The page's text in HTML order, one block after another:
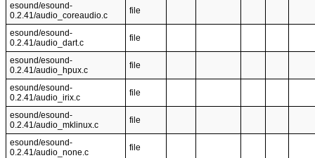
esound/esound-
0.2.41/audio_coreaudio.c
file
esound/esound-
0.2.41/audio_dart.c
file
esound/esound-
0.2.41/audio_hpux.c
file
esound/esound-
0.2.41/audio_irix.c
file
esound/esound-
0.2.41/audio_mklinux.c
file
esound/esound-
0.2.41/audio_none.c
file